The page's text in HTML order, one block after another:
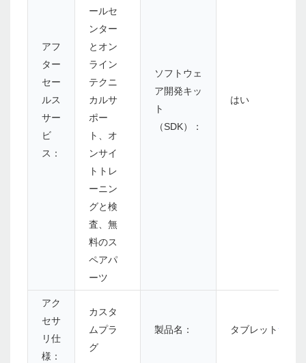
アフ
ター
セー
ルス
サー
ビ
ス：
ールセ
ンター
とオン
ライン
テクニ
カルサ
ポー
ト、オ
ンサイ
トトレ
ーニン
グと検
査、無
料のス
ペアパ
ーツ
ソフトウェ
ア開発キッ
ト
（SDK）：
はい
アク
セサ
リ仕
様：
カスタ
ムプラ
グ
製品名： タブレットサー